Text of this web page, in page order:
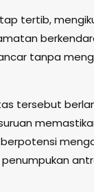
tertib,
tanpa
tersebut